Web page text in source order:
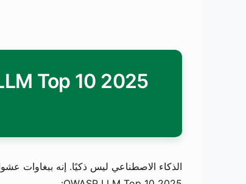
الذكاء الاصطناعي ليس ذكيًا. إنه ببغاوات